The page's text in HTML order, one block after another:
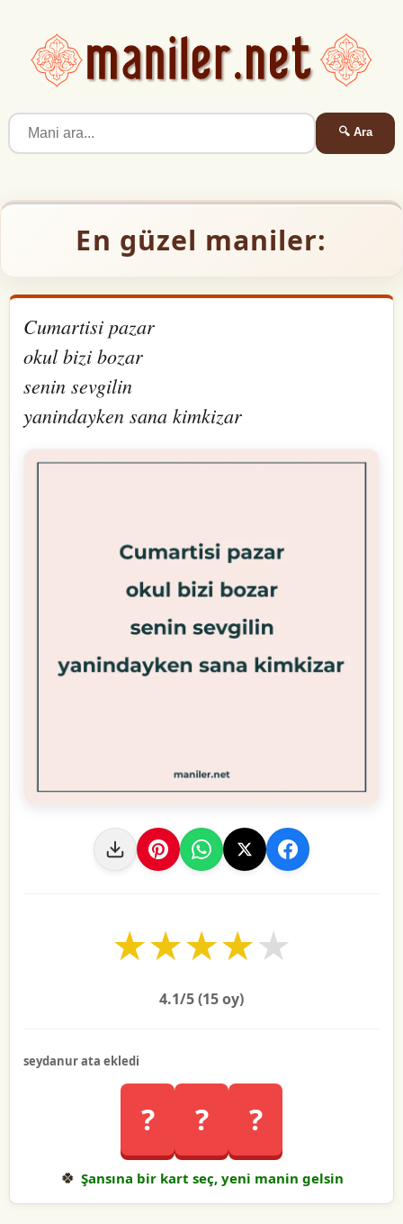
🔍 Ara
En güzel maniler:
Cumartisi pazar
okul bizi bozar
senin sevgilin
yanindayken sana kimkizar
★
★
★
★
★
4.1/5 (15oy)
seydanur ata ekledi
? ? ?
🍀 Şansına bir kart seç, yeni manin gelsin